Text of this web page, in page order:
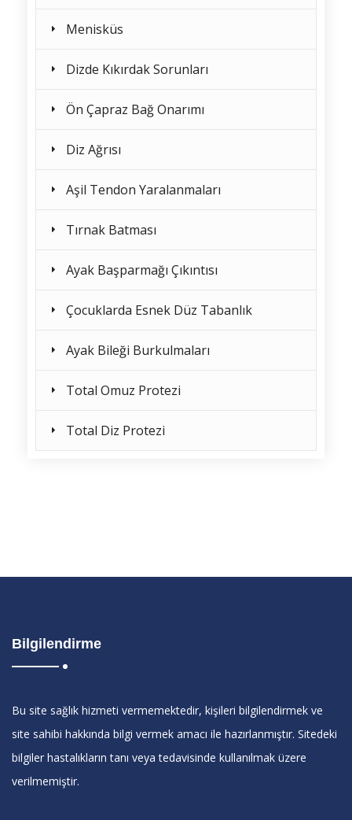
Menisküs
Dizde Kıkırdak Sorunları
Ön Çapraz Bağ Onarımı
Diz Ağrısı
Aşil Tendon Yaralanmaları
Tırnak Batması
Ayak Başparmağı Çıkıntısı
Çocuklarda Esnek Düz Tabanlık
Ayak Bileği Burkulmaları
Total Omuz Protezi
Total Diz Protezi
Bilgilendirme
Bu site sağlık hizmeti vermemektedir, kişileri bilgilendirmek ve
site sahibi hakkında bilgi vermek amacı ile hazırlanmıştır. Sitedeki
bilgiler hastalıkların tanı veya tedavisinde kullanılmak üzere
verilmemiştir.